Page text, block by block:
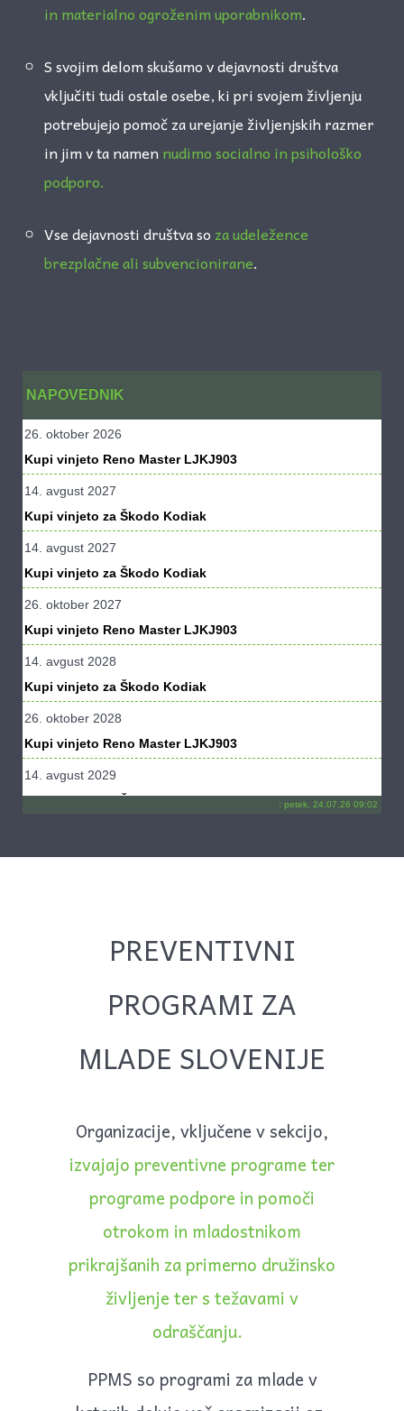
in materialno ogroženim uporabnikom.
S svojim delom skušamo v dejavnosti društva
vključiti tudi ostale osebe, ki pri svojem življenju
potrebujejo pomoč za urejanje življenjskih razmer
in jim v ta namen nudimo socialno in psihološko
podporo.
Vse dejavnosti društva so za udeležence
brezplačne ali subvencionirane.
NAPOVEDNIK
26. oktober 2026
Kupi vinjeto Reno Master LJKJ903
14. avgust 2027
Kupi vinjeto za Škodo Kodiak
14. avgust 2027
Kupi vinjeto za Škodo Kodiak
26. oktober 2027
Kupi vinjeto Reno Master LJKJ903
14. avgust 2028
Kupi vinjeto za Škodo Kodiak
26. oktober 2028
Kupi vinjeto Reno Master LJKJ903
14. avgust 2029
Kupi vinjeto za Škodo Kodiak
Kupi vinjeto Reno Master LJKJ903
26. oktober 2030
14. avgust 2031
26. oktober 2031
Kupi vinjeto za Škodo Kodiak
26. oktober 2032
Kupi vinjeto Reno Master LJKJ903
14. avgust 2033
Kupi vinjeto za Škodo Kodiak
Kupi vinjeto Reno Master LJKJ903
: petek, 24.07.26 09:02
PREVENTIVNI
PROGRAMI ZA
MLADE SLOVENIJE
Organizacije, vključene v sekcijo,
izvajajo preventivne programe ter
programe podpore in pomoči
otrokom in mladostnikom
prikrajšanih za primerno družinsko
življenje ter s težavami v
odraščanju.
PPMS so programi za mlade v